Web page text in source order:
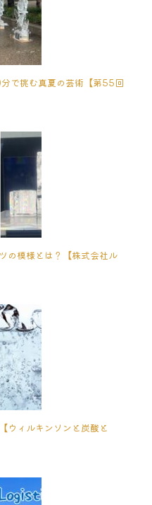
で挑む真夏の芸術【第55回
の模様とは？【株式会社ル
ウィルキンソンと炭酸と